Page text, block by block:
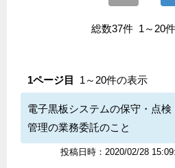
総数37件 1～20
1ページ目 1～20件の表示
電子黒板システムの保守・点
管理の業務委託のこと
投稿日時：2020/02/28